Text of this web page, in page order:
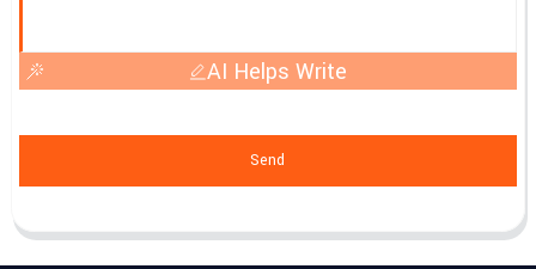
AI Helps Write
Send